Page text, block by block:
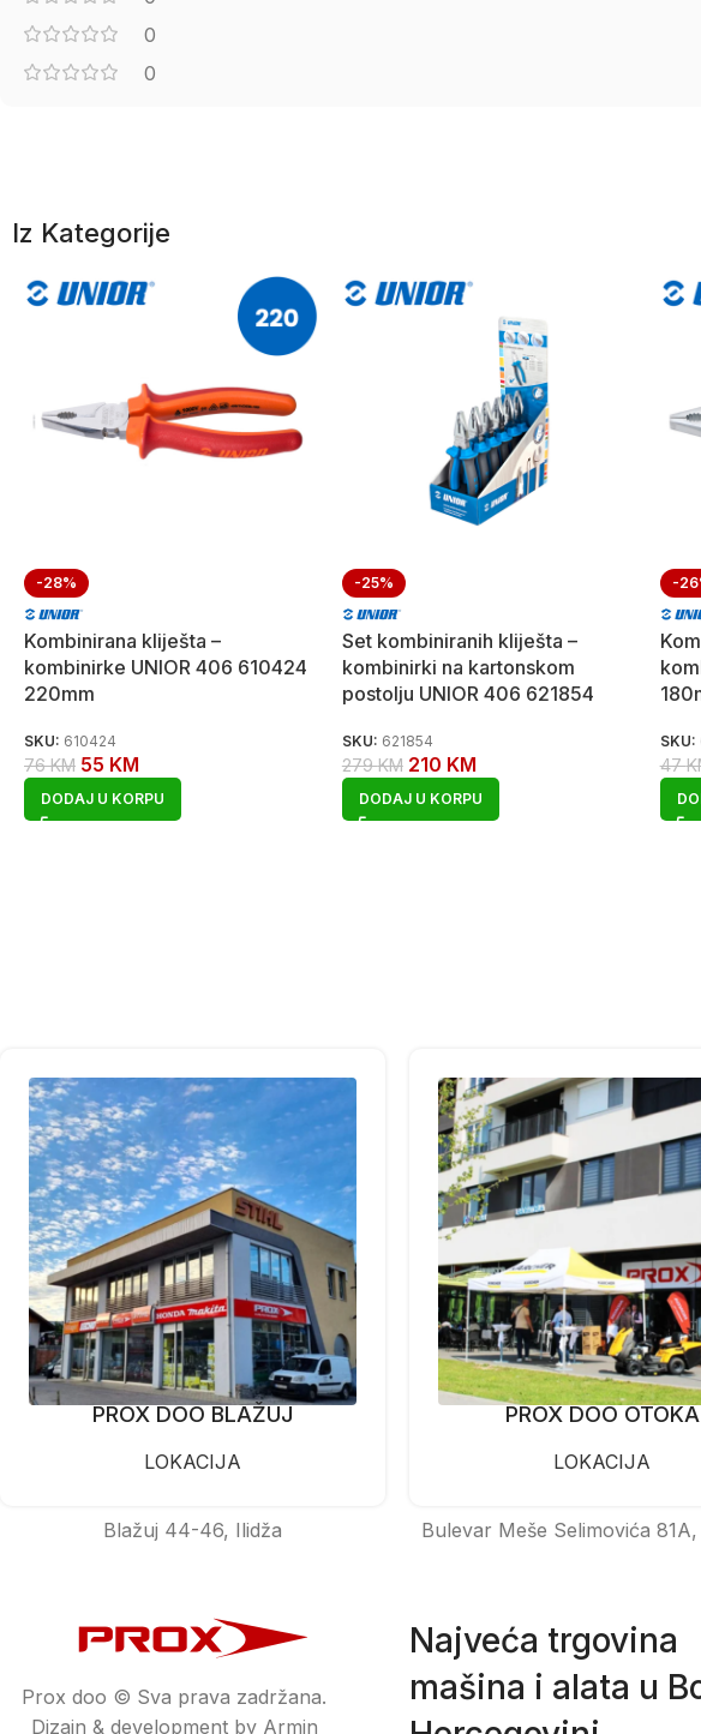
0
0
Iz Kategorije
-28%
Kombinirana kliješta –
kombinirke UNIOR 406 610424
220mm
SKU: 610424
76KM 55 KM
DODAJ U KORPU
-25%
Set kombiniranih kliješta –
kombinirki na kartonskom
postolju UNIOR 406 621854
SKU: 621854
279KM 210 KM
DODAJ U KORPU
-
SKU:
47
PROX DOO BLAŽUJ
LOKACIJA
Blažuj 44-46, Ilidža
PROX DOO OTOKA
LOKACIJA
Bulevar Meše Selimovića
Prox doo © Sva prava zadržana.
Dizajn & development by Armin
Najveća trgovina
mašina i alata u